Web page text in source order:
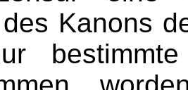
Kanons